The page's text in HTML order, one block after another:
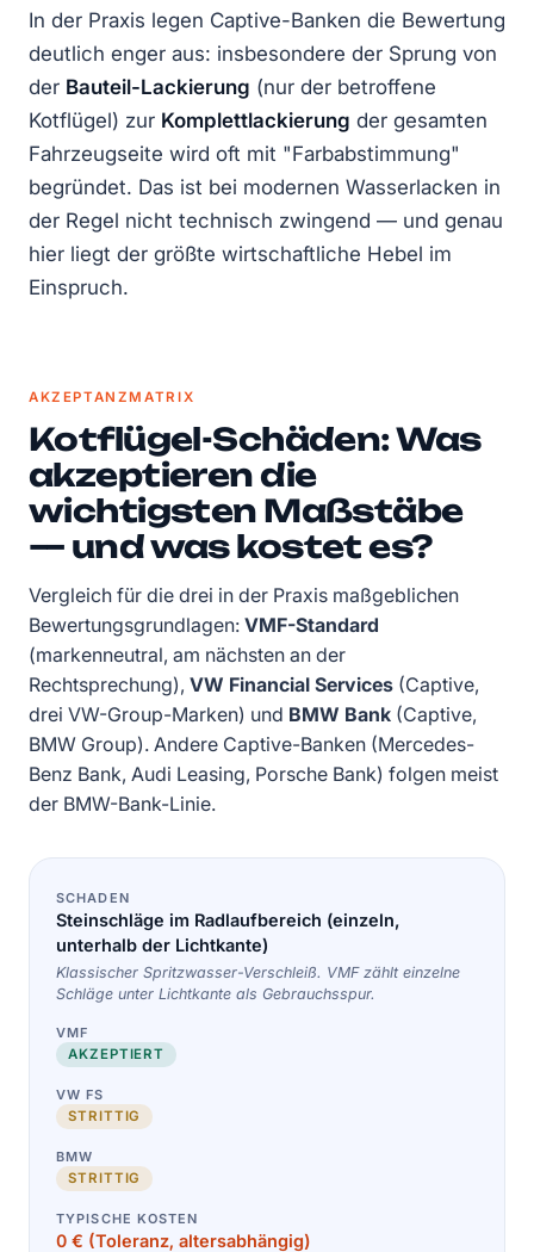
In der Praxis legen Captive-Banken die Bewertung
deutlich enger aus: insbesondere der Sprung von
der Bauteil-Lackierung (nur der betroffene
Kotflügel) zur Komplettlackierung der gesamten
Fahrzeugseite wird oft mit "Farbabstimmung"
begründet. Das ist bei modernen Wasserlacken in
der Regel nicht technisch zwingend — und genau
hier liegt der größte wirtschaftliche Hebel im
Einspruch.
AKZEPTANZMATRIX
Kotflügel-Schäden: Was
akzeptieren die
wichtigsten Maßstäbe
— und was kostet es?
Vergleich für die drei in der Praxis maßgeblichen
Bewertungsgrundlagen: VMF-Standard
(markenneutral, am nächsten an der
Rechtsprechung), VW Financial Services (Captive,
drei VW-Group-Marken) und BMW Bank (Captive,
BMW Group). Andere Captive-Banken (Mercedes-
Benz Bank, Audi Leasing, Porsche Bank) folgen meist
der BMW-Bank-Linie.
Steinschläge im Radlaufbereich (einzeln,
unterhalb der Lichtkante)
Klassischer Spritzwasser-Verschleiß. VMF zählt einzelne
Schläge unter Lichtkante als Gebrauchsspur.
AKZEPTIERT
STRITTIG
STRITTIG
0 € (Toleranz, altersabhängig)